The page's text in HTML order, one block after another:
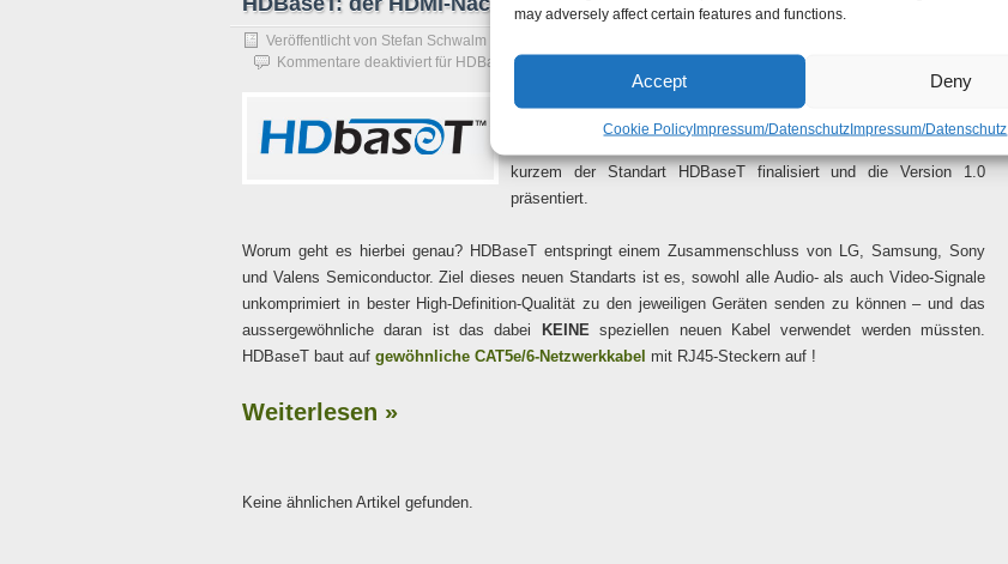
may adversely affect certain features and functions.
Accept Deny
Cookie PolicyImpressum/DatenschutzImpressum/Datenschutz
Veröffentlicht von Stefan Schwalm
Kommentare deaktiviert für HDBaseT: der HDMI-Nachfolger als Alternative fürs Heimkino
Dass es einen neuenKonkurrenten zum HDMI-Standartgeben
wird und dieser auf die Bezeichnung
HDBaseT
hören wird, war
kurzem der Standart HDBaseT finalisiert und die Version 1.0
präsentiert.
Worum geht es hierbei genau? HDBaseT entspringt einem Zusammenschluss von LG, Samsung, Sony
und Valens Semiconductor. Ziel dieses neuen Standarts ist es, sowohl alle Audio- als auch Video-Signale
unkomprimiert in bester High-Definition-Qualität zu den jeweiligen Geräten senden zu können – und das
aussergewöhnliche daran ist das dabei
KEINEspeziellen neuen Kabel verwendet werden müssten.
HDBaseT baut auf gewöhnliche CAT5e/6-Netzwerkkabel mit RJ45-Steckern auf !
Weiterlesen »
Keine ähnlichen Artikel gefunden.